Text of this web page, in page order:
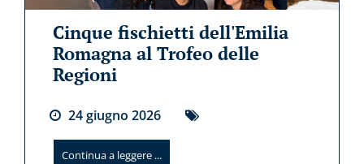
Cinque fischietti dell'Emilia
Romagna al Trofeo delle
Regioni
24giugno 2026
Continua a leggere ...